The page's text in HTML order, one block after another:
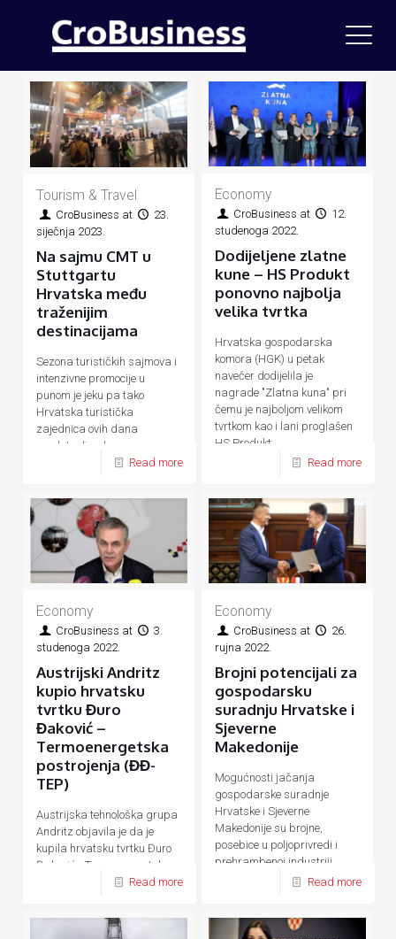
Tourism & Travel
CroBusiness at
23.
siječnja 2023.
Na sajmu CMT u
Stuttgartu
Hrvatska među
traženijim
destinacijama
Sezona turističkih sajmova i
intenzivne promocije u
punom je jeku pa tako
Hrvatska turistička
zajednica ovih dana
predstavlja ukupnu
hrvatsku turističku ponudu
Read more
Economy
CroBusiness at
12.
studenoga 2022.
Dodijeljene zlatne
kune – HS Produkt
ponovno najbolja
velika tvrtka
Hrvatska gospodarska
komora (HGK) u petak
navečer dodijelila je
nagrade "Zlatna kuna" pri
čemu je najboljom velikom
tvrtkom kao i lani proglašen
HS Produkt
Read more
Economy
CroBusiness at
3.
studenoga 2022.
Austrijski Andritz
kupio hrvatsku
tvrtku Đuro
Đaković –
Termoenergetska
postrojenja (ĐĐ-
TEP)
Austrijska tehnološka grupa
Andritz objavila je da je
kupila hrvatsku tvrtku Đuro
Đaković - Termoenergetska
postrojenja (ĐĐ-TEP)Read more
Economy
CroBusiness at
26.
rujna 2022.
Brojni potencijali za
gospodarsku
suradnju Hrvatske i
Sjeverne
Makedonije
Mogućnosti jačanja
gospodarske suradnje
Hrvatske i Sjeverne
Makedonije su brojne,
posebice u poljoprivredi i
prehrambenoj industriji,
energetici, prometu, turizmu
Read more